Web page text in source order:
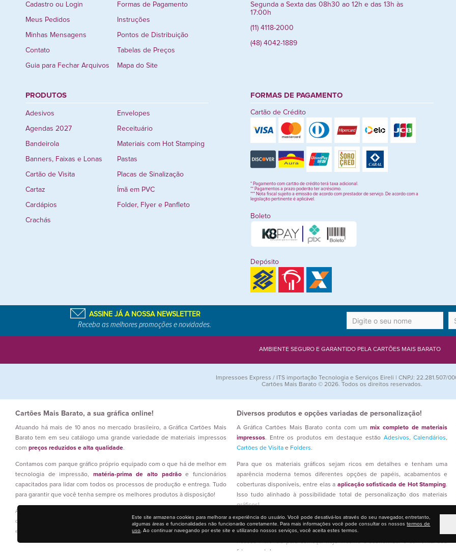
Cadastro ou Login
Meus Pedidos
Minhas Mensagens
Contato
Guia para Fechar Arquivos
Formas de Pagamento
Instruções
Pontos de Distribuição
Tabelas de Preços
Mapa do Site
Segunda a Sexta das 08h30 ao 12h e das 13h às
17:00h
(11) 4118-2000
(48) 4042-1889
PRODUTOS
Adesivos
Agendas 2027
Bandeirola
Banners, Faixas e Lonas
Cartão de Visita
Cartaz
Cardápios
Crachás
Envelopes
Receituário
Materiais com Hot Stamping
Pastas
Placas de Sinalização
Ímã em PVC
Folder, Flyer e Panfleto
FORMAS DE PAGAMENTO
Cartão de Crédito
* Pagamento com cartão de crédito terá taxa adicional.
** Pagamentos a prazo poderão ter acréscimo.
*** Nota fiscal sujeito a emissão de acordo com prestador de serviço. De acordo com a
legislação pertinente é aplicável.
Boleto
Depósito
ASSINE JÁ A NOSSA NEWSLETTER
Receba as melhores promoções e novidades.
AMBIENTE SEGURO E GARANTIDO PELA CARTÕES MAIS BARATO
Impressoes Express / ITS importação Tecnologia e Serviços Eireli | CNPJ: 22.281.507/
Cartões Mais Barato © 2026. Todos os direitos reservados.
Cartões Mais Barato, a sua gráfica online!
Atuando há mais de 10 anos no mercado brasileiro, a Gráfica Cartões Mais
Barato tem em seu catálogo uma grande variedade de materiais impressos
com preços reduzidos e alta qualidade.
Contamos com parque gráfico próprio equipado com o que há de melhor em
tecnologia de impressão, matéria-prima de alto padrãoe funcionários
capacitados para lidar com todos os processos de produção e entrega. Tudo
para garantir que você tenha sempre os melhores produtos à disposição!
Além disso, nossas equipes atuam em três turnos, ou seja: estamos 24h por
dia trabalhando para que prazos sejam atendidos e os materiais gráficos
entregues a você com o melhor
custo-benefício!
Diversos produtos e opções variadas de personalização!
A Gráfica Cartões Mais Barato conta com ummix completo de materiais
impressos. Entre os produtos em destaque estão Adesivos,Calendários,
Cartões de Visitae Folders.
Para que os materiais gráficos sejam ricos em detalhes e tenham uma
aparência moderna temos diferentes opções de papéis, acabamentos e
coberturas disponíveis, entre elas a aplicação sofisticada de Hot Stamping.
Isso tudo alinhado à possibilidade total de personalização dos materiais
gráficos!
Quem trabalha com revenda gráfica encontra aqui
preços competitivos,
novidades em impressos e qualidade. Faça suas escolhas e aproveite
nossos materiais para começar hoje mesmo a economizar e aumentar seu
faturamento!
Este site armazena cookies para melhorar a experiência do usuário. Você pode desativá-los através do seu navegador, entretanto,
algumas áreas e funcionalidades não funcionarão corretamente. Para mais informações você pode consultar os nossostermos de
uso . Ao continuar navegando por este site e utilizando nossos serviços, você aceita estes termos.